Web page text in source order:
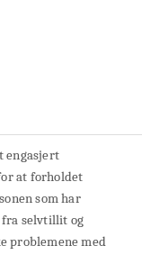
engasjert
at forholdet
som har
selvtillit og
problemene med